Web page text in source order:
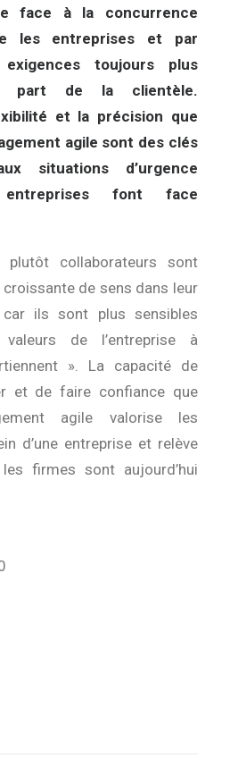
face à la concurrence
les entreprises et par
toujours plus
part de la clientèle.
et la précision que
agile sont des clés
situations d’urgence
font face
collaborateurs sont
croissante de sens dans leur
ils sont plus sensibles
valeurs de l’entreprise à
». La capacité de
et de faire confiance que
agile valorise les
d’une entreprise et relève
firmes sont aujourd’hui